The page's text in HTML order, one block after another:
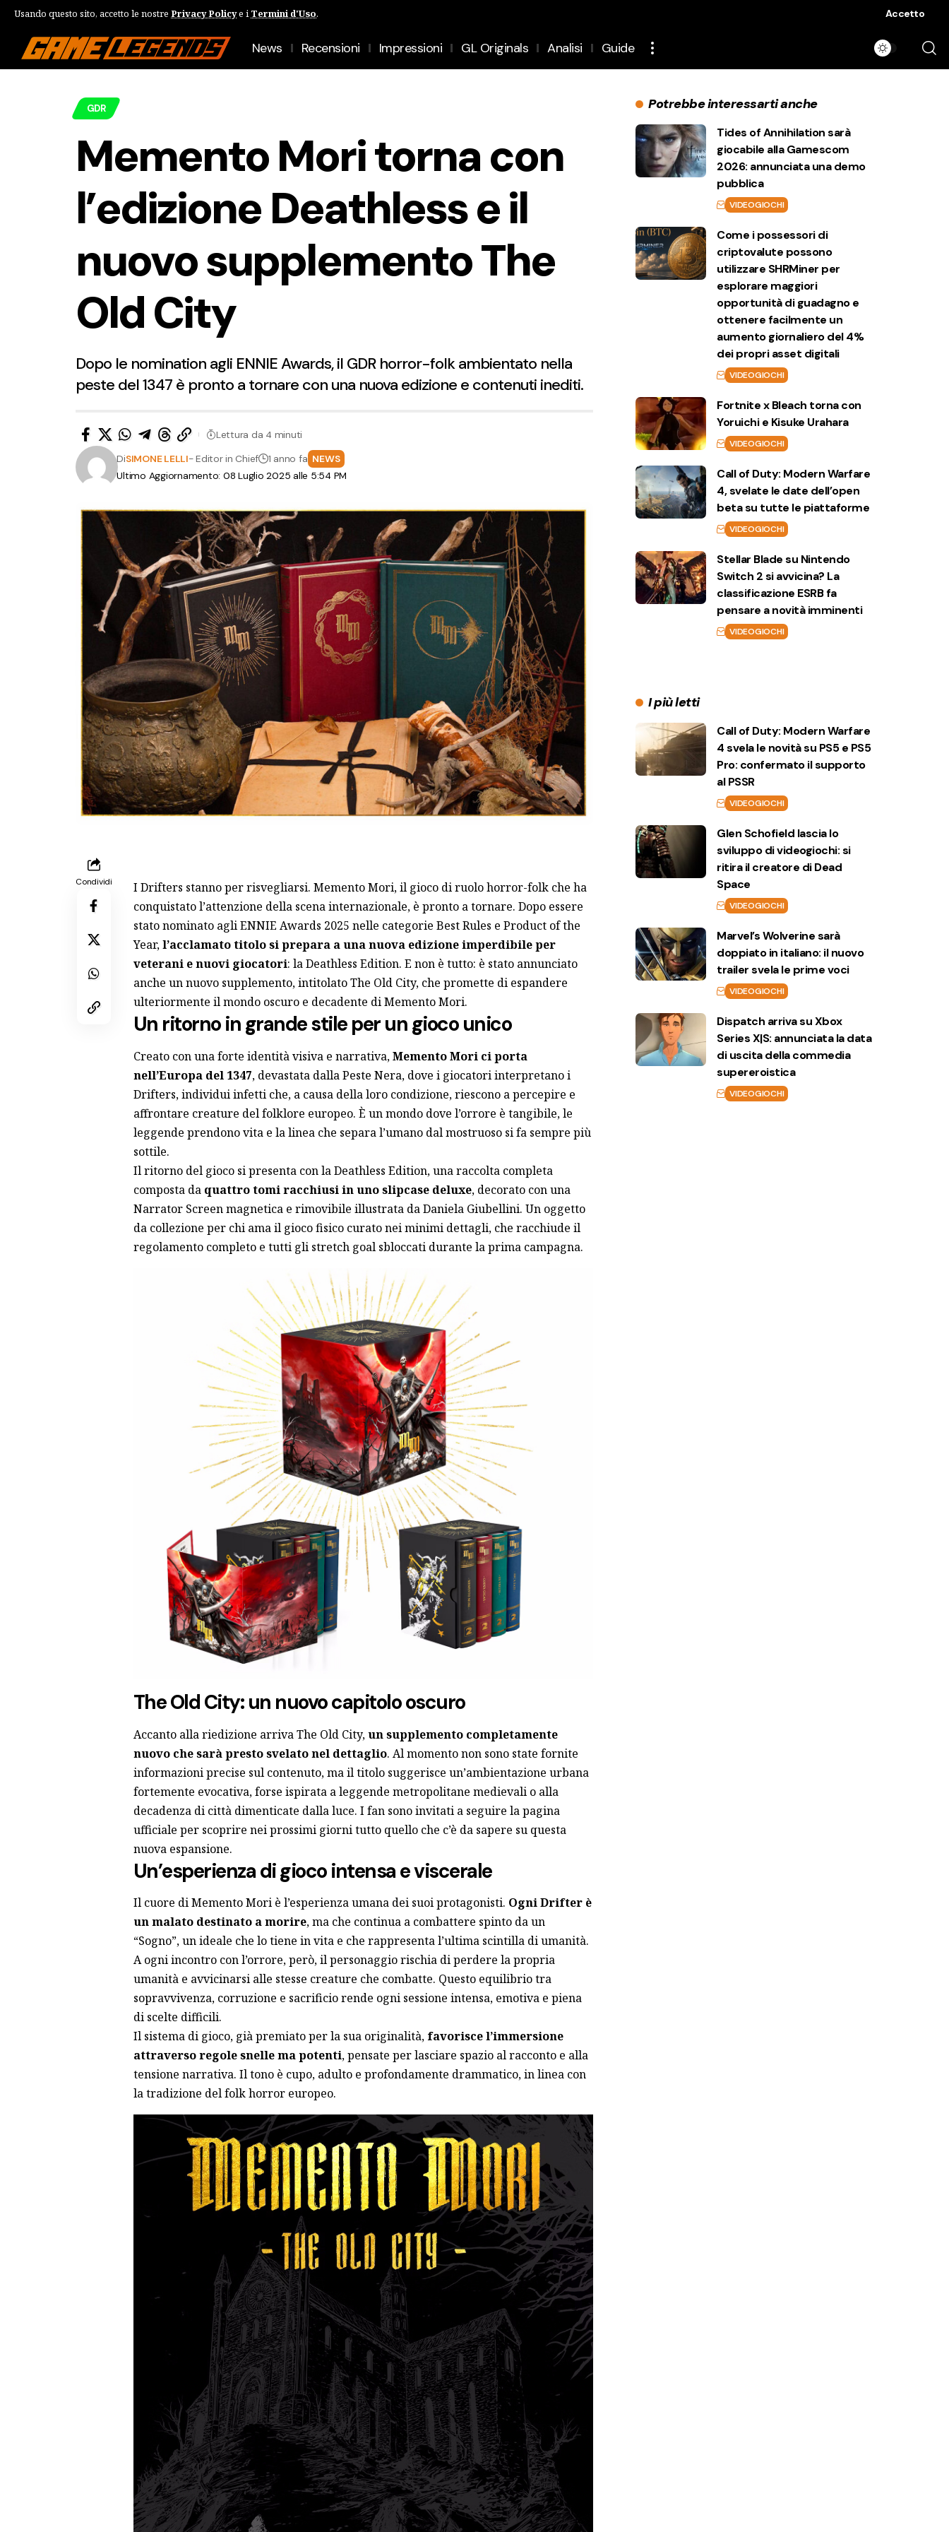
Usando questo sito, accetto le nostre Privacy Policye i Termini d'Uso. Accetto
News Recensioni Impressioni GL Originals Analisi Guide
GDR
Memento Mori torna con
l’edizione Deathless e il
nuovo supplemento The
Old City
Dopo le nomination agli ENNIE Awards, il GDR horror-folk ambientato nella
peste del 1347 è pronto a tornare con una nuova edizione e contenuti inediti.
Ultimo Aggiornamento: 08 Luglio 2025 alle 5:54 PM
DiSIMONE LELLI- Editor in Chief 1 anno fa NEWS
Lettura da 4 minuti
Condividi
I Drifters stanno per risvegliarsi. Memento Mori, il gioco di ruolo horror-folk che ha
conquistato l’attenzione della scena internazionale, è pronto a tornare. Dopo essere
stato nominato agli ENNIE Awards 2025 nelle categorie Best Rules e Product of the
Year,l’acclamato titolo si prepara a una nuova edizione imperdibile per
veterani e nuovi giocatori: la Deathless Edition. E non è tutto: è stato annunciato
anche un nuovo supplemento, intitolato The Old City, che promette di espandere
ulteriormente il mondo oscuro e decadente di Memento Mori.
Un ritorno in grande stile per un gioco unico
Creato con una forte identità visiva e narrativa,Memento Mori ci porta
nell’Europa del 1347, devastata dalla Peste Nera, dove i giocatori interpretano i
Drifters, individui infetti che, a causa della loro condizione, riescono a percepire e
affrontare creature del folklore europeo. È un mondo dove l’orrore è tangibile, le
leggende prendono vita e la linea che separa l’umano dal mostruoso si fa sempre più
sottile.
Il ritorno del gioco si presenta con la Deathless Edition, una raccolta completa
composta da quattro tomi racchiusi in uno slipcase deluxe, decorato con una
Narrator Screen magnetica e rimovibile illustrata da Daniela Giubellini. Un oggetto
da collezione per chi ama il gioco fisico curato nei minimi dettagli, che racchiude il
regolamento completo e tutti gli stretch goal sbloccati durante la prima campagna.
The Old City: un nuovo capitolo oscuro
Accanto alla riedizione arriva The Old City,un supplemento completamente
nuovo che sarà presto svelato nel dettaglio. Al momento non sono state fornite
informazioni precise sul contenuto, ma il titolo suggerisce un’ambientazione urbana
fortemente evocativa, forse ispirata a leggende metropolitane medievali o alla
decadenza di città dimenticate dalla luce. I fan sono invitati a seguire la pagina
ufficiale per scoprire nei prossimi giorni tutto quello che c’è da sapere su questa
nuova espansione.
Un’esperienza di gioco intensa e viscerale
Il cuore di Memento Mori è l’esperienza umana dei suoi protagonisti. Ogni Drifter è
un malato destinato a morire, ma che continua a combattere spinto da un
“Sogno”, un ideale che lo tiene in vita e che rappresenta l’ultima scintilla di umanità.
A ogni incontro con l’orrore, però, il personaggio rischia di perdere la propria
umanità e avvicinarsi alle stesse creature che combatte. Questo equilibrio tra
sopravvivenza, corruzione e sacrificio rende ogni sessione intensa, emotiva e piena
di scelte difficili.
Il sistema di gioco, già premiato per la sua originalità, favorisce l’immersione
attraverso regole snelle ma potenti, pensate per lasciare spazio al racconto e alla
tensione narrativa. Il tono è cupo, adulto e profondamente drammatico, in linea con
la tradizione del folk horror europeo.
Potrebbe interessarti anche
Tides of Annihilation sarà
giocabile alla Gamescom
2026: annunciata una demo
pubblica
VIDEOGIOCHI
Come i possessori di
criptovalute possono
utilizzare SHRMiner per
esplorare maggiori
opportunità di guadagno e
ottenere facilmente un
aumento giornaliero del 4%
dei propri asset digitali
VIDEOGIOCHI
Fortnite x Bleach torna con
Yoruichi e Kisuke Urahara
VIDEOGIOCHI
Call of Duty: Modern Warfare
4, svelate le date dell’open
beta su tutte le piattaforme
VIDEOGIOCHI
Stellar Blade su Nintendo
Switch 2 si avvicina? La
classificazione ESRB fa
pensare a novità imminenti
VIDEOGIOCHI
I più letti
Call of Duty: Modern Warfare
4 svela le novità su PS5 e PS5
Pro: confermato il supporto
al PSSR
VIDEOGIOCHI
Glen Schofield lascia lo
sviluppo di videogiochi: si
ritira il creatore di Dead
Space
VIDEOGIOCHI
Marvel’s Wolverine sarà
doppiato in italiano: il nuovo
trailer svela le prime voci
VIDEOGIOCHI
Dispatch arriva su Xbox
Series X|S: annunciata la data
di uscita della commedia
supereroistica
VIDEOGIOCHI